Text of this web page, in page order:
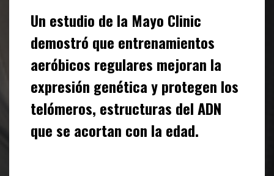
Un estudio de la Mayo Clinic
demostró que entrenamientos
aeróbicos regulares mejoran la
expresión genética y protegen los
telómeros, estructuras del ADN
que se acortan con la edad.